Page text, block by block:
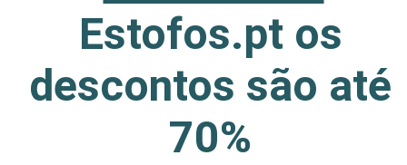
Estofos.pt os
descontos são até
70%